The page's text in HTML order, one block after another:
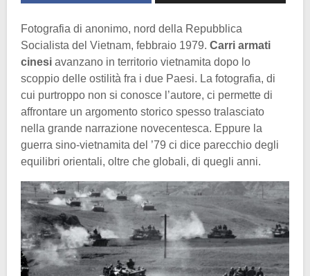
Fotografia di anonimo, nord della Repubblica
Socialista del Vietnam, febbraio 1979. Carri armati
cinesi avanzano in territorio vietnamita dopo lo
scoppio delle ostilità fra i due Paesi. La fotografia, di
cui purtroppo non si conosce l’autore, ci permette di
affrontare un argomento storico spesso tralasciato
nella grande narrazione novecentesca. Eppure la
guerra sino-vietnamita del ’79 ci dice parecchio degli
equilibri orientali, oltre che globali, di quegli anni.